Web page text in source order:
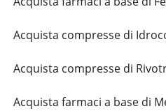
Acquista compresse di
Acquista compresse di
Acquista farmaci a base di